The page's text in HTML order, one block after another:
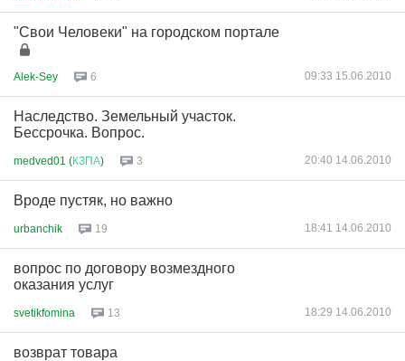
"Свои Человеки" на городском портале
Alek-Sey 6 09:33 15.06.2010
Наследство. Земельный участок.
Бессрочка. Вопрос.
medved01 (КЗПА) 3 20:40 14.06.2010
Вроде пустяк, но важно
urbanchik 19 18:41 14.06.2010
вопрос по договору возмездного
оказания услуг
svetikfomina 13 18:29 14.06.2010
возврат товара